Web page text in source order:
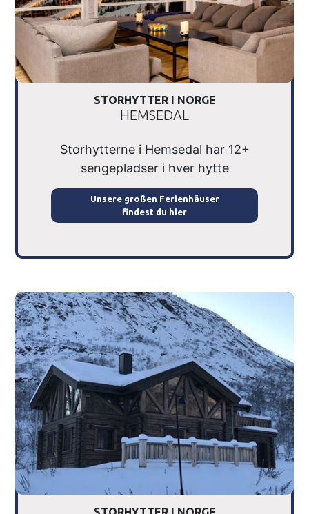
STORHYTTER I NORGE
HEMSEDAL
Storhytterne i Hemsedal har 12+
sengepladser i hver hytte
Unsere großen Ferienhäuser
findest du hier